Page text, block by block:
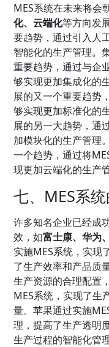
MES系统在未来将会
化、云端化等方向发
要趋势，通过引入人
智能化的生产管理。
重要趋势，通过与企
够实现更加集成化的
展的又一个重要趋势
够实现更加标准化的
展的另一大趋势，通
加模块化的生产管理
一个趋势，通过将
现更加云端化的生产管
七、MES系
许多知名企业已经成
效，如富士康、华为
实施MES系统，实现
了生产效率和产品质
生产资源的合理配置
MES系统，实现了生
量。苹果通过实施
理，提高了生产透明
生产过程的智能化管